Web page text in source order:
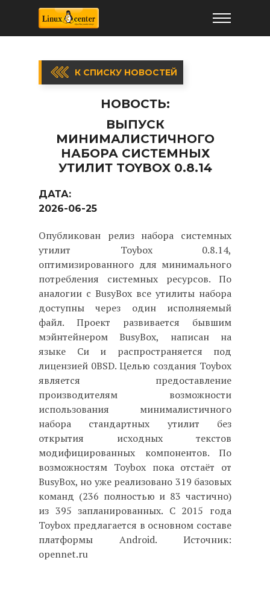
К СПИСКУ НОВОСТЕЙ
НОВОСТЬ:
ВЫПУСК
МИНИМАЛИСТИЧНОГО
НАБОРА СИСТЕМНЫХ
УТИЛИТ TOYBOX 0.8.14
ДАТА:
2026-06-25
Опубликован релиз набора системных
утилит Toybox 0.8.14,
оптимизированного для минимального
потребления системных ресурсов. По
аналогии с BusyBox все утилиты набора
доступны через один исполняемый
файл. Проект развивается бывшим
мэйнтейнером BusyBox, написан на
языке Си и распространяется под
лицензией 0BSD. Целью создания Toybox
является предоставление
производителям возможности
использования минималистичного
набора стандартных утилит без
открытия исходных текстов
модифицированных компонентов. По
возможностям Toybox пока отстаёт от
BusyBox, но уже реализовано 319 базовых
команд (236 полностью и 83 частично)
из 395 запланированных. С 2015 года
Toybox предлагается в основном составе
платформы Android. Источник:
opennet.ru